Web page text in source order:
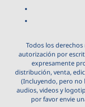
Todos los
autorización por
expresamente
distribución, venta,
(Incluyendo, pero
audios, videos y
por favor envie